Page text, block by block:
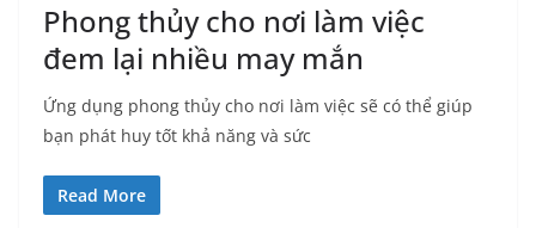
Phong thủy cho nơi làm việc
đem lại nhiều may mắn
Ứng dụng phong thủy cho nơi làm việc sẽ có thể giúp
bạn phát huy tốt khả năng và sức
Read More